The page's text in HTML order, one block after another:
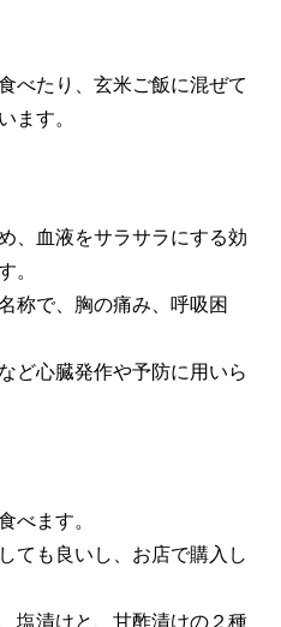
べたり、玄米ご飯に混ぜて
ます。
、血液をサラサラにする効
。
称で、胸の痛み、呼吸困
ど心臓発作や予防に用いら
べます。
ても良いし、お店で購入し
塩漬けと、甘酢漬けの２種